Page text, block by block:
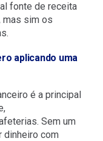
fonte de receita
mas sim os
aplicando uma
é a principal
Sem um
dinheiro com